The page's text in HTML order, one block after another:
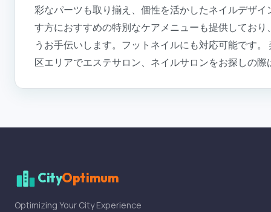
彩なパーツも取り揃え、個性を活かしたネイルデザ
す方におすすめの特別なケアメニューも提供してお
うお手伝いします。フットネイルにも対応可能です
区エリアでエステサロン、ネイルサロンをお探しの
CityOptimum
Optimizing Your City Experience